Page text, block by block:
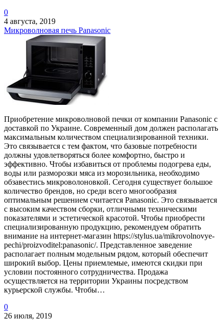
0
4 августа, 2019
Микроволновая печь Panasonic
Приобретение микроволновой печки от компании Panasonic с
доставкой по Украине. Современный дом должен располагать
максимальным количеством специализированной техники.
Это связывается с тем фактом, что базовые потребности
должны удовлетворяться более комфортно, быстро и
эффективно. Чтобы избавиться от проблемы подогрева еды,
воды или разморозки мяса из морозильника, необходимо
обзавестись микроволоновкой. Сегодня существует большое
количество брендов, но среди всего многообразия
оптимальным решением считается Panasonic. Это связывается
с высоким качеством сборки, отличными техническими
показателями и эстетической красотой. Чтобы приобрести
специализированную продукцию, рекомендуем обратить
внимание на интернет-магазин https://stylus.ua/mikrovolnovye-
pechi/proizvoditel:panasonic/. Представленное заведение
располагает полным модельным рядом, который обеспечит
широкий выбор. Цены приемлемые, имеются скидки при
условии постоянного сотрудничества. Продажа
осуществляется на территории Украины посредством
курьерской службы. Чтобы…
0
26 июля, 2019